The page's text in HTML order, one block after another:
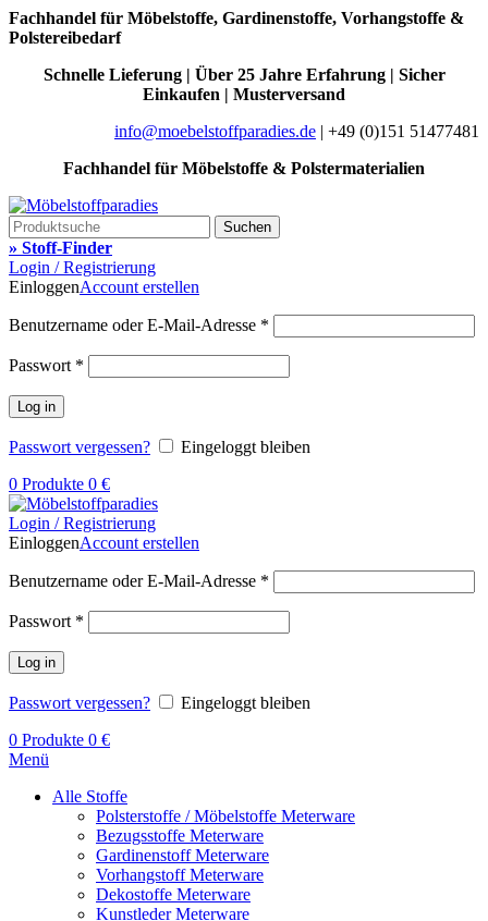
Fachhandel für Möbelstoffe, Gardinenstoffe, Vorhangstoffe &
Polstereibedarf
Schnelle Lieferung | Über 25 Jahre Erfahrung | Sicher
Einkaufen | Musterversand
info@moebelstoffparadies.de | +49 (0)151 51477481
Fachhandel für Möbelstoffe & Polstermaterialien
Suchen
» Stoff-Finder
Login / Registrierung
EinloggenAccount erstellen
Benutzername oder E-Mail-Adresse *
Passwort *
Log in
Passwort vergessen?
Eingeloggt bleiben
0 Produkte 0 €
Login / Registrierung
EinloggenAccount erstellen
Benutzername oder E-Mail-Adresse *
Passwort *
Log in
Passwort vergessen?
Eingeloggt bleiben
0 Produkte 0 €
Menü
Alle Stoffe
Polsterstoffe / Möbelstoffe Meterware
Bezugsstoffe Meterware
Gardinenstoff Meterware
Vorhangstoff Meterware
Dekostoffe Meterware
Kunstleder Meterware